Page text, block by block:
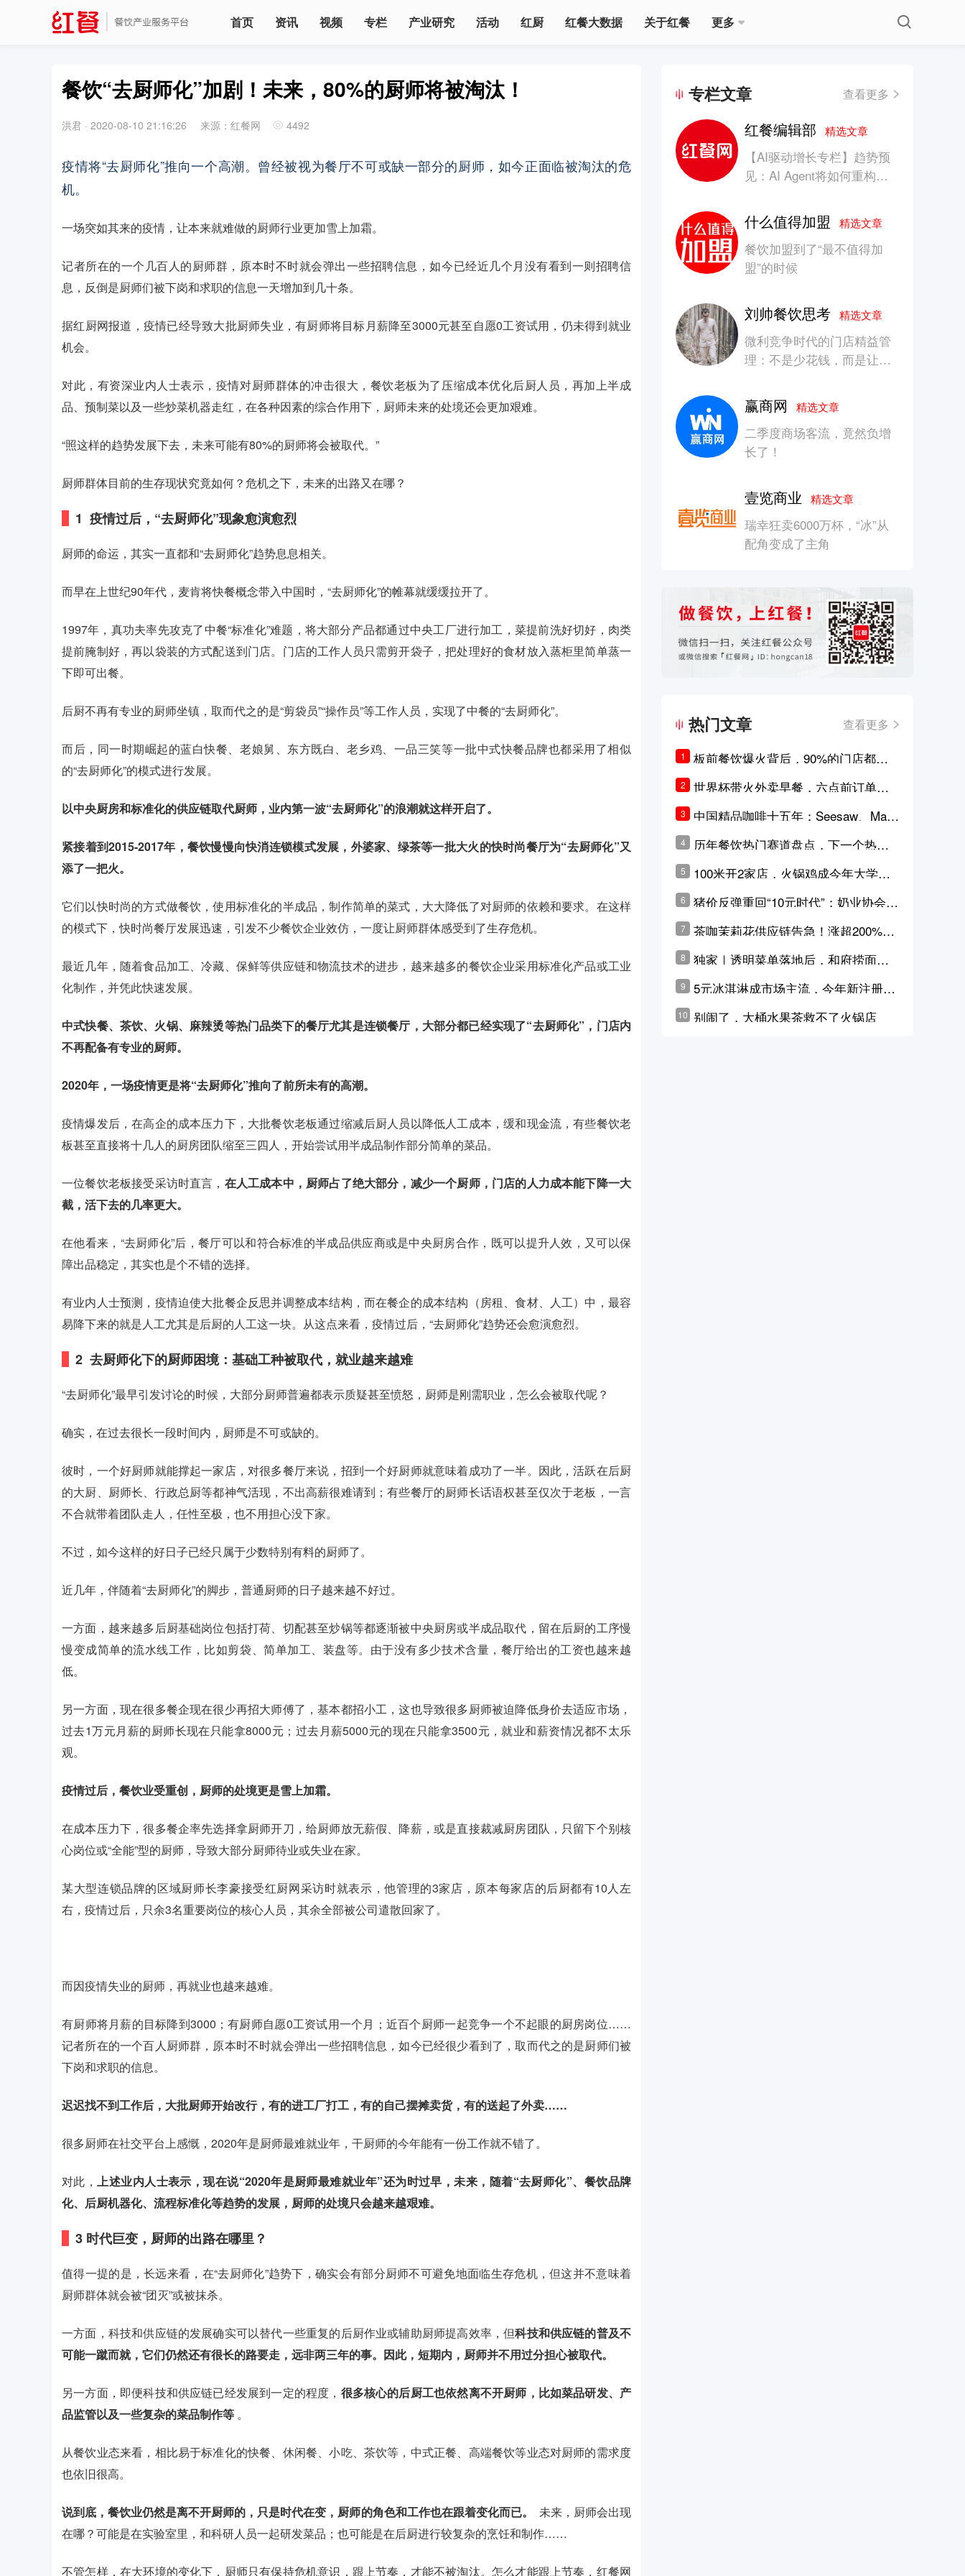
首页 资讯 视频 专栏 产业研究 活动 红厨 红餐大数据 关于红餐 更多
餐饮“去厨师化”加剧！未来，80%的厨师将被淘汰！
洪君 · 2020-08-10 21:16:26 来源：红餐网 4492
疫情将“去厨师化”推向一个高潮。曾经被视为餐厅不可或缺一部分的厨师，如今正面临被淘汰的危
机。
一场突如其来的疫情，让本来就难做的厨师行业更加雪上加霜。
记者所在的一个几百人的厨师群，原本时不时就会弹出一些招聘信息，如今已经近几个月没有看到一则招聘信
息，反倒是厨师们被下岗和求职的信息一天增加到几十条。
据红厨网报道，疫情已经导致大批厨师失业，有厨师将目标月薪降至3000元甚至自愿0工资试用，仍未得到就业
机会。
对此，有资深业内人士表示，疫情对厨师群体的冲击很大，餐饮老板为了压缩成本优化后厨人员，再加上半成
品、预制菜以及一些炒菜机器走红，在各种因素的综合作用下，厨师未来的处境还会更加艰难。
“照这样的趋势发展下去，未来可能有80%的厨师将会被取代。”
厨师群体目前的生存现状究竟如何？危机之下，未来的出路又在哪？
1 疫情过后， “去厨师化”现象愈演愈烈
厨师的命运，其实一直都和“去厨师化”趋势息息相关。
而早在上世纪90年代，麦肯将快餐概念带入中国时，“去厨师化”的帷幕就缓缓拉开了。
1997年，真功夫率先攻克了中餐“标准化”难题，将大部分产品都通过中央工厂进行加工，菜提前洗好切好，肉类
提前腌制好，再以袋装的方式配送到门店。门店的工作人员只需剪开袋子，把处理好的食材放入蒸柜里简单蒸一
下即可出餐。
后厨不再有专业的厨师坐镇，取而代之的是“剪袋员”“操作员”等工作人员，实现了中餐的“去厨师化”。
而后，同一时期崛起的蓝白快餐、老娘舅、东方既白、老乡鸡、一品三笑等一批中式快餐品牌也都采用了相似
的“去厨师化”的模式进行发展。
以中央厨房和标准化的供应链取代厨师，业内第一波“去厨师化”的浪潮就这样开启了。
紧接着到2015-2017年，餐饮慢慢向快消连锁模式发展，外婆家、绿茶等一批大火的快时尚餐厅为“去厨师化”又
添了一把火。
它们以快时尚的方式做餐饮，使用标准化的半成品，制作简单的菜式，大大降低了对厨师的依赖和要求。在这样
的模式下，快时尚餐厅发展迅速，引发不少餐饮企业效仿，一度让厨师群体感受到了生存危机。
最近几年，随着食品加工、冷藏、保鲜等供应链和物流技术的进步，越来越多的餐饮企业采用标准化产品或工业
化制作，并凭此快速发展。
中式快餐、茶饮、火锅、麻辣烫等热门品类下的餐厅尤其是连锁餐厅，大部分都已经实现了“去厨师化”，门店内
不再配备有专业的厨师。
2020年，一场疫情更是将“去厨师化”推向了前所未有的高潮。
疫情爆发后，在高企的成本压力下，大批餐饮老板通过缩减后厨人员以降低人工成本，缓和现金流，有些餐饮老
板甚至直接将十几人的厨房团队缩至三四人，开始尝试用半成品制作部分简单的菜品。
一位餐饮老板接受采访时直言， 在人工成本中，厨师占了绝大部分，减少一个厨师，门店的人力成本能下降一大
截，活下去的几率更大。
在他看来，“去厨师化”后，餐厅可以和符合标准的半成品供应商或是中央厨房合作，既可以提升人效，又可以保
障出品稳定，其实也是个不错的选择。
有业内人士预测，疫情迫使大批餐企反思并调整成本结构，而在餐企的成本结构（房租、食材、人工）中，最容
易降下来的就是人工尤其是后厨的人工这一块。从这点来看，疫情过后，“去厨师化”趋势还会愈演愈烈。
2 去厨师化下的厨师困境： 基础工种被取代，就业越来越难
“去厨师化”最早引发讨论的时候，大部分厨师普遍都表示质疑甚至愤怒，厨师是刚需职业，怎么会被取代呢？
确实，在过去很长一段时间内，厨师是不可或缺的。
彼时，一个好厨师就能撑起一家店，对很多餐厅来说，招到一个好厨师就意味着成功了一半。因此，活跃在后厨
的大厨、厨师长、行政总厨等都神气活现，不出高薪很难请到；有些餐厅的厨师长话语权甚至仅次于老板，一言
不合就带着团队走人，任性至极，也不用担心没下家。
不过，如今这样的好日子已经只属于少数特别有料的厨师了。
近几年，伴随着“去厨师化”的脚步，普通厨师的日子越来越不好过。
一方面，越来越多后厨基础岗位包括打荷、切配甚至炒锅等都逐渐被中央厨房或半成品取代，留在后厨的工序慢
慢变成简单的流水线工作，比如剪袋、简单加工、装盘等。由于没有多少技术含量，餐厅给出的工资也越来越
低。
另一方面，现在很多餐企现在很少再招大师傅了，基本都招小工，这也导致很多厨师被迫降低身价去适应市场，
过去1万元月薪的厨师长现在只能拿8000元；过去月薪5000元的现在只能拿3500元，就业和薪资情况都不太乐
观。
疫情过后，餐饮业受重创，厨师的处境更是雪上加霜。
在成本压力下，很多餐企率先选择拿厨师开刀，给厨师放无薪假、降薪，或是直接裁减厨房团队，只留下个别核
心岗位或“全能”型的厨师，导致大部分厨师待业或失业在家。
某大型连锁品牌的区域厨师长李豪接受红厨网采访时就表示，他管理的3家店，原本每家店的后厨都有10人左
右，疫情过后，只余3名重要岗位的核心人员，其余全部被公司遣散回家了。
而因疫情失业的厨师，再就业也越来越难。
有厨师将月薪的目标降到3000；有厨师自愿0工资试用一个月；近百个厨师一起竞争一个不起眼的厨房岗位……
记者所在的一个百人厨师群，原本时不时就会弹出一些招聘信息，如今已经很少看到了，取而代之的是厨师们被
下岗和求职的信息。
迟迟找不到工作后，大批厨师开始改行，有的进工厂打工，有的自己摆摊卖货，有的送起了外卖……
很多厨师在社交平台上感慨，2020年是厨师最难就业年，干厨师的今年能有一份工作就不错了。
对此，上述业内人士表示，现在说“2020年是厨师最难就业年”还为时过早，未来，随着“去厨师化”、餐饮品牌
化、后厨机器化、流程标准化等趋势的发展，厨师的处境只会越来越艰难。
3 时代巨变， 厨师的出路在哪里？
值得一提的是，长远来看，在“去厨师化”趋势下，确实会有部分厨师不可避免地面临生存危机，但这并不意味着
厨师群体就会被“团灭”或被抹杀。
一方面，科技和供应链的发展确实可以替代一些重复的后厨作业或辅助厨师提高效率，但科技和供应链的普及不
可能一蹴而就，它们仍然还有很长的路要走，远非两三年的事。因此，短期内，厨师并不用过分担心被取代。
另一方面，即便科技和供应链已经发展到一定的程度， 很多核心的后厨工也依然离不开厨师，比如菜品研发、产
品监管以及一些复杂的菜品制作等 。
从餐饮业态来看，相比易于标准化的快餐、休闲餐、小吃、茶饮等，中式正餐、高端餐饮等业态对厨师的需求度
也依旧很高。
说到底，餐饮业仍然是离不开厨师的，只是时代在变，厨师的角色和工作也在跟着变化而已。 未来，厨师会出现
在哪？可能是在实验室里，和科研人员一起研发菜品；也可能是在后厨进行较复杂的烹饪和制作……
不管怎样，在大环境的变化下，厨师只有保持危机意识，跟上节奏，才能不被淘汰。怎么才能跟上节奏，红餐网
专栏文章 查看更多
红餐编辑部精选文章
【AI驱动增长专栏】趋势预
见：AI Agent将如何重构消
什么值得加盟精选文章
餐饮加盟到了“最不值得加
盟”的时候
刘帅餐饮思考精选文章
微利竞争时代的门店精益管
理：不是少花钱，而是让每
赢商网精选文章
二季度商场客流，竟然负增
长了！
壹览商业精选文章
瑞幸狂卖6000万杯，“冰”从
配角变成了主角
热门文章 查看更多
1
板前餐饮爆火背后，90%的门店都只
是徒有其表的刻意作秀？
2
世界杯带火外卖早餐，六点前订单大
3
中国精品咖啡十五年：Seesaw、Man
ner、M Stand为何结出了不同的果
实？
4
历年餐饮热门赛道盘点，下一个热门
5
100米开2家店，火锅鸡成今年大学城
6
猪价反弹重回“10元时代”；奶业协会称
原奶价格现回暖迹象
7
茶咖茉莉花供应链告急！涨超200%，
横州花价冲破50元一斤
8
独家｜透明菜单落地后，和府捞面李
学林公布未来10年计划
9
5元冰淇淋成市场主流，今年新注册相
10 别闹了，大桶水果茶救不了火锅店